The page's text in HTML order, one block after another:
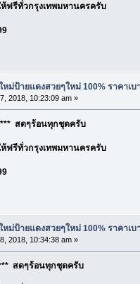
ฟรีทั่วกรุงเทพมหานครครับ
หม่ป้ายแดงสวยๆใหม่ 100% ราคาเ
2018, 10:23:09 am »
สดๆร้อนทุกชุดครับ
ฟรีทั่วกรุงเทพมหานครครับ
หม่ป้ายแดงสวยๆใหม่ 100% ราคาเ
2018, 10:34:38 am »
สดๆร้อนทุกชุดครับ